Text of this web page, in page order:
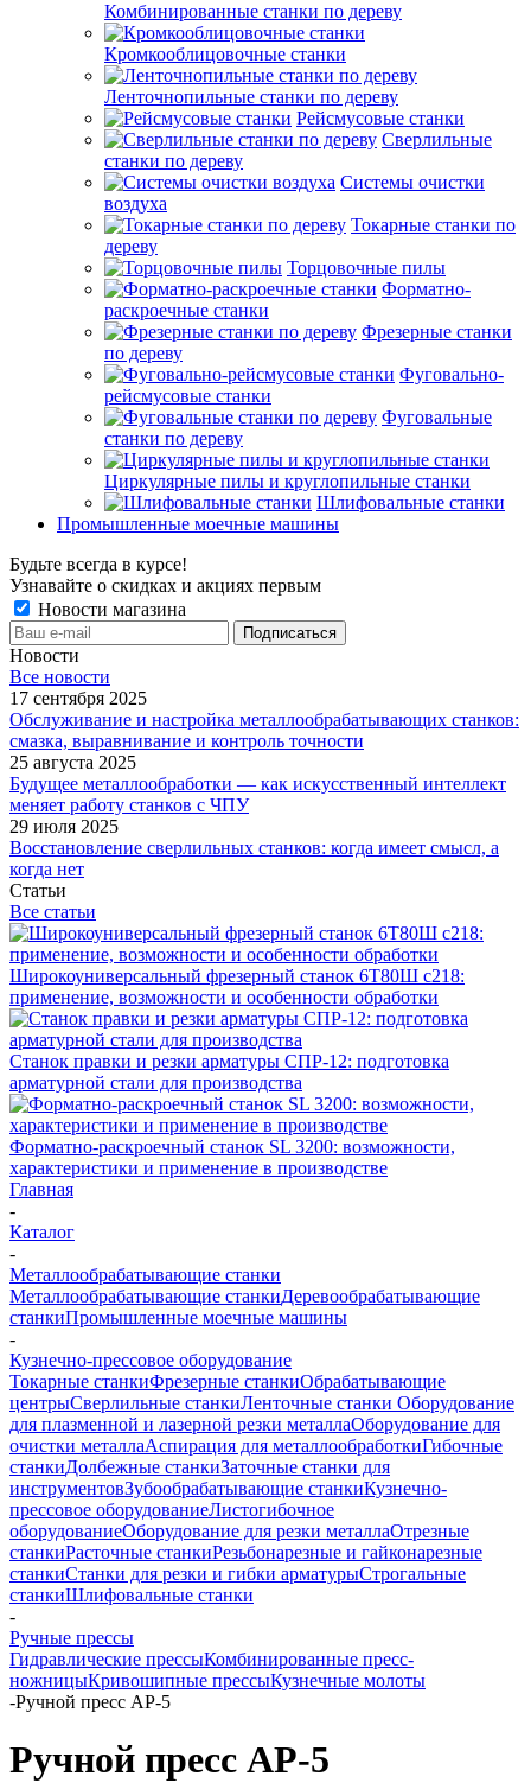
Комбинированные станки по дереву
Кромкооблицовочные станки
Ленточнопильные станки по дереву
Рейсмусовые станки
Сверлильные
станки по дереву
Системы очистки
воздуха
Токарные станки по
дереву
Торцовочные пилы
Форматно-
раскроечные станки
Фрезерные станки
по дереву
Фуговально-
рейсмусовые станки
Фуговальные
станки по дереву
Циркулярные пилы и круглопильные станки
Шлифовальные станки
Промышленные моечные машины
Будьте всегда в курсе!
Узнавайте о скидках и акциях первым
Новости магазина
Новости
Все новости
17 сентября 2025
Обслуживание и настройка металлообрабатывающих станков:
смазка, выравнивание и контроль точности
25 августа 2025
Будущее металлообработки — как искусственный интеллект
меняет работу станков с ЧПУ
29 июля 2025
Восстановление сверлильных станков: когда имеет смысл, а
когда нет
Статьи
Все статьи
Широкоуниверсальный фрезерный станок 6Т80Ш с218:
применение, возможности и особенности обработки
Станок правки и резки арматуры СПР-12: подготовка
арматурной стали для производства
Форматно-раскроечный станок SL 3200: возможности,
характеристики и применение в производстве
Главная
-
Каталог
-
Металлообрабатывающие станки
Металлообрабатывающие станкиДеревообрабатывающие
станкиПромышленные моечные машины
-
Кузнечно-прессовое оборудование
Токарные станкиФрезерные станкиОбрабатывающие
центрыСверлильные станкиЛенточные станки Оборудование
для плазменной и лазерной резки металлаОборудование для
очистки металлаАспирация для металлообработкиГибочные
станкиДолбежные станкиЗаточные станки для
инструментовЗубообрабатывающие станкиКузнечно-
прессовое оборудованиеЛистогибочное
оборудованиеОборудование для резки металлаОтрезные
станкиРасточные станкиРезьбонарезные и гайконарезные
станкиСтанки для резки и гибки арматурыСтрогальные
станкиШлифовальные станки
-
Ручные прессы
Гидравлические прессыКомбинированные пресс-
ножницыКривошипные прессыКузнечные молоты
-Ручной пресс AP-5
Ручной пресс AP-5